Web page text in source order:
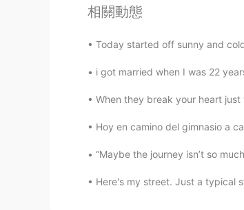
how to use it?
EN CN
😃
ES EN
Jajaja
相關動態
Today started off sunny and
i got married when I was 22
When they break your heart
Hoy en camino del gimnasio a
“Maybe the journey isn’t so
Here's my street. Just a typical